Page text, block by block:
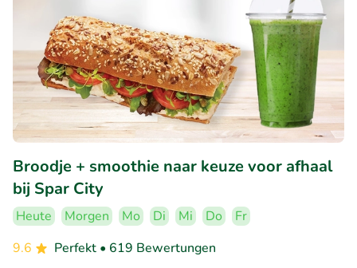
Broodje + smoothie naar keuze voor afhaal
bij Spar City
Heute Morgen Mo Di Mi Do
Fr
9.6
Perfekt • 619 Bewertungen